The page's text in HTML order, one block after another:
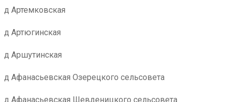
д Артемковская
д Артюгинская
д Аршутинская
д Афанасьевская Озерецкого сельсовета
д Афанасьевская Шевденицкого сельсовета